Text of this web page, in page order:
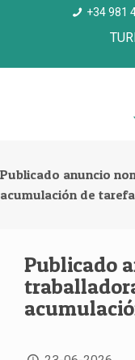
+34 981
Publicado anuncio
acumulación de
Publicado